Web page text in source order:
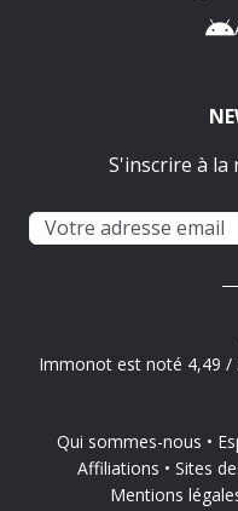
S'inscrire à
Immonot est noté 4,49 /
Qui sommes-nous
Affiliations
Sites
Mentions